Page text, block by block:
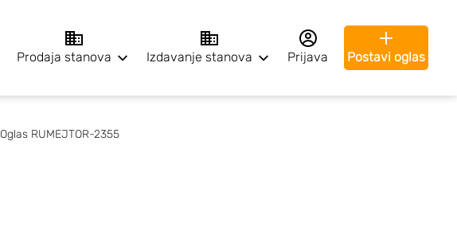
Prodaja stanova Izdavanje stanova Prijava Postavi oglas
Oglas RUMEJTOR-2355